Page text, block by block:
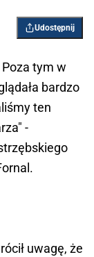
Udostępnij
tym w
bardzo
ten
-
uwagę, że